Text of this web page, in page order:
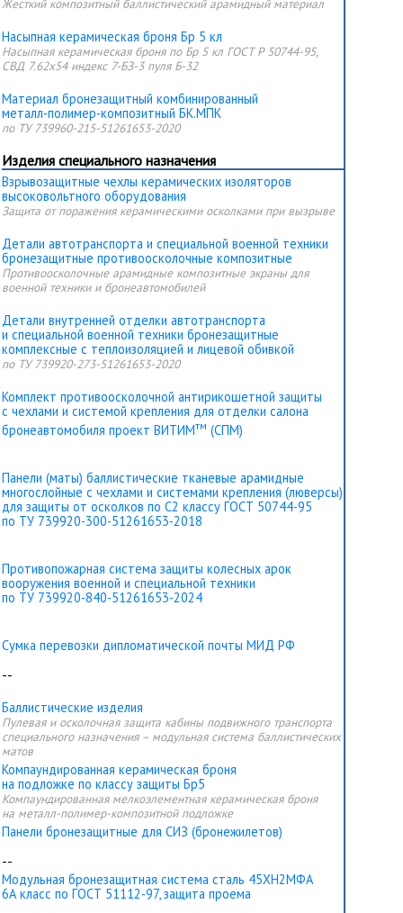
Жесткий композитный баллистический арамидный материал
Насыпная керамическая броня Бр 5 кл
Насыпная керамическая броня по Бр 5 кл ГОСТ Р 50744-95,
СВД 7.62х54 индекс 7-БЗ-3 пуля Б-32
Материал бронезащитный комбинированный
металл-полимер-композитный БК.МПК
по ТУ 739960-215-51261653-2020
Изделия специального назначения
Взрывозащитные чехлы керамических изоляторов
высоковольтного оборудования
Защита от поражения керамическими осколками при вызрыве
Детали автотранспорта и специальной военной техники
бронезащитные противоосколочные композитные
Противоосколочные арамидные композитные экраны для
военной техники и бронеавтомобилей
Детали внутренней отделки автотранспорта
и специальной военной техники бронезащитные
комплексные с теплоизоляцией и лицевой обивкой
по ТУ 739920-273-51261653-2020
Комплект противоосколочной антирикошетной защиты
с чехлами и системой крепления для отделки салона
бронеавтомобиля проект ВИТИМтм (СПМ)
Панели (маты) баллистические тканевые арамидные
многослойные с чехлами и системами крепления (люверсы)
для защиты от осколков по С2 классу ГОСТ 50744-95
по ТУ 739920-300-51261653-2018
Противопожарная система защиты колесных арок
вооружения военной и специальной техники
по ТУ 739920-840-51261653-2024
Сумка перевозки дипломатической почты МИД РФ
--
Баллистические изделия
Пулевая и осколочная защита кабины подвижного транспорта
специального назначения – модульная система баллистических
матов
Компаундированная керамическая броня
на подложке по классу защиты Бр5
Компаундированная мелкоэлементная керамическая броня
на металл-полимер-композитной подложке
Панели бронезащитные для СИЗ (бронежилетов)
--
Модульная бронезащитная система сталь 45ХН2МФА
6А класс по ГОСТ 51112-97, защита проема